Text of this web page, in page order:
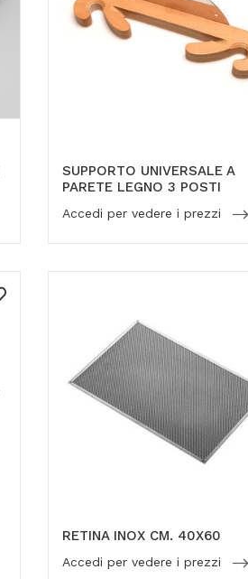
SUPPORTO UNIVERSALE A
PARETE LEGNO 3 POSTI
Accedi per vedere i prezzi
RETINA INOX CM. 40X60
Accedi per vedere i prezzi